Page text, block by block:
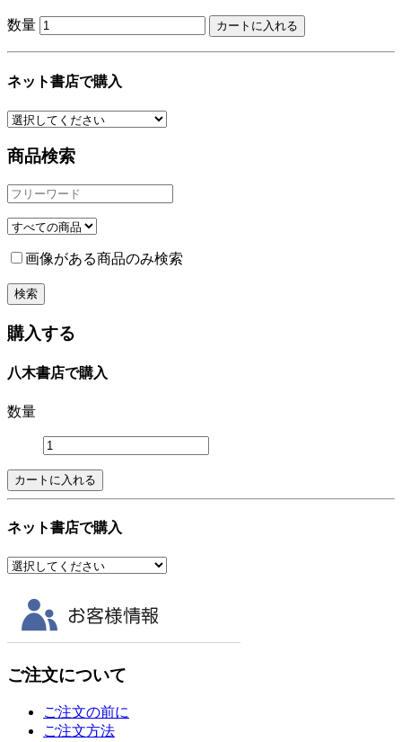
数量
ネット書店で購入
商品検索
画像がある商品のみ検索
購入する
八木書店で購入
数量
ネット書店で購入
ご注文について
ご注文の前に
ご注文方法